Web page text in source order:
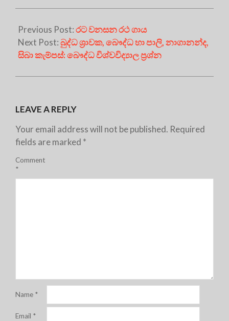
Previous Post:රට වනසන රථ ගාය
Next Post:බුද්ධ ශ්‍රාවක, බෞද්ධ හා පාලි, නාගානන්ද,
සිබා කැම්පස්: බෞද්ධ විශ්වවිද්‍යාල ප්‍ර‍ශ්න
LEAVE A REPLY
Your email address will not be published. Required
fields are marked *
Comment
*
Name *
Email *